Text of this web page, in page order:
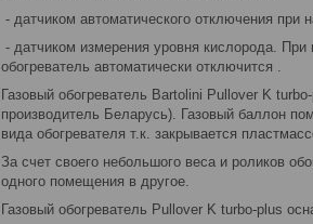
- датчиком автоматического отключения при
- датчиком измерения уровня кислорода. При
обогреватель автоматически отключится .
Газовый обогреватель Bartolini Pullover K
производитель Беларусь). Газовый баллон
вида обогревателя т.к. закрывается
За счет своего небольшого веса и роликов
одного помещения в другое.
Газовый обогреватель Pullover K turbo-plus